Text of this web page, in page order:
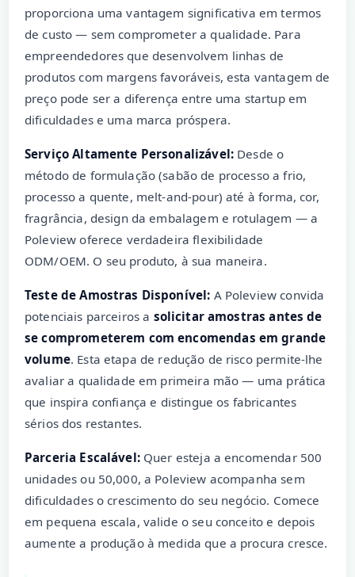
proporciona uma vantagem significativa em termos
de custo — sem comprometer a qualidade. Para
empreendedores que desenvolvem linhas de
produtos com margens favoráveis, esta vantagem de
preço pode ser a diferença entre uma startup em
dificuldades e uma marca próspera.
Serviço Altamente Personalizável: Desde o
método de formulação (sabão de processo a frio,
processo a quente, melt-and-pour) até à forma, cor,
fragrância, design da embalagem e rotulagem — a
Poleview oferece verdadeira flexibilidade
ODM/OEM. O seu produto, à sua maneira.
Teste de Amostras Disponível: A Poleview convida
potenciais parceiros a solicitar amostras antes de
se comprometerem com encomendas em grande
volume. Esta etapa de redução de risco permite-lhe
avaliar a qualidade em primeira mão — uma prática
que inspira confiança e distingue os fabricantes
sérios dos restantes.
Parceria Escalável:Quer esteja a encomendar 500
unidades ou 50,000, a Poleview acompanha sem
dificuldades o crescimento do seu negócio. Comece
em pequena escala, valide o seu conceito e depois
aumente a produção à medida que a procura cresce.